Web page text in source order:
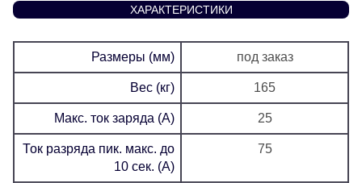
ХАРАКТЕРИСТИКИ
Размеры (мм) под заказ
Вес (кг) 165
Макс. ток заряда (А) 25
Ток разряда пик. макс. до
10 сек. (А)
75